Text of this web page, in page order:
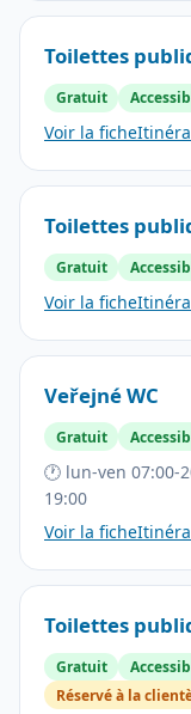
Toilettes
Gratuit
Voir la fiche
Toilettes
Gratuit
Voir la fiche
Veřejné WC
Gratuit
🕐 lun-ven 07:00-
19:00
Voir la fiche
Toilettes
Gratuit
Réservé à la